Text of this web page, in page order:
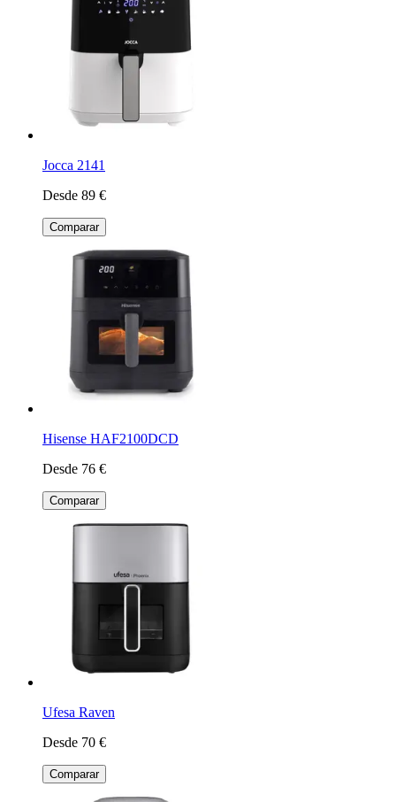
Jocca 2141
Desde 89 €
Comparar
Hisense HAF2100DCD
Desde 76 €
Comparar
Ufesa Raven
Desde 70 €
Comparar